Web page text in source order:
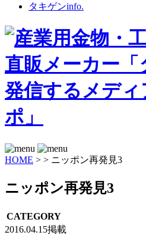
タキゲンinfo.
HOME > > ニッポン再発見3
ニッポン再発見3
CATEGORY
2016.04.15掲載